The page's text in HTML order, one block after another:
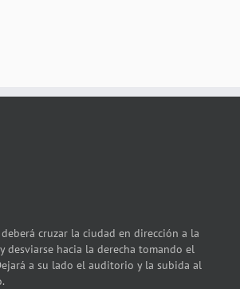
deberá cruzar la ciudad en dirección a la
desviarse hacia la derecha tomando el
a su lado el auditorio y la subida al